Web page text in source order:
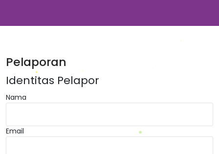
Pelaporan
Identitas Pelapor
Nama
Email